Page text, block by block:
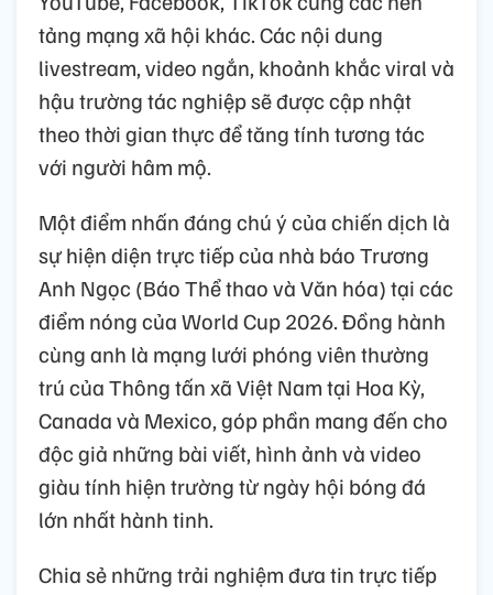
tảng mạng xã hội khác. Các nội dung
livestream, video ngắn, khoảnh khắc viral và
hậu trường tác nghiệp sẽ được cập nhật
theo thời gian thực để tăng tính tương tác
với người hâm mộ.
Một điểm nhấn đáng chú ý của chiến dịch là
sự hiện diện trực tiếp của nhà báo Trương
Anh Ngọc (Báo Thể thao và Văn hóa) tại các
điểm nóng của World Cup 2026. Đồng hành
cùng anh là mạng lưới phóng viên thường
trú của Thông tấn xã Việt Nam tại Hoa Kỳ,
Canada và Mexico, góp phần mang đến cho
độc giả những bài viết, hình ảnh và video
giàu tính hiện trường từ ngày hội bóng đá
lớn nhất hành tinh.
Chia sẻ những trải nghiệm đưa tin trực tiếp